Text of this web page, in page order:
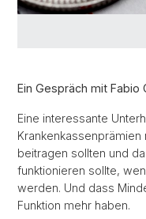
Ein Gespräch mit Fabio
Eine interessante
beitragen sollten und
funktionieren sollte,
werden. Und dass
Funktion mehr haben.